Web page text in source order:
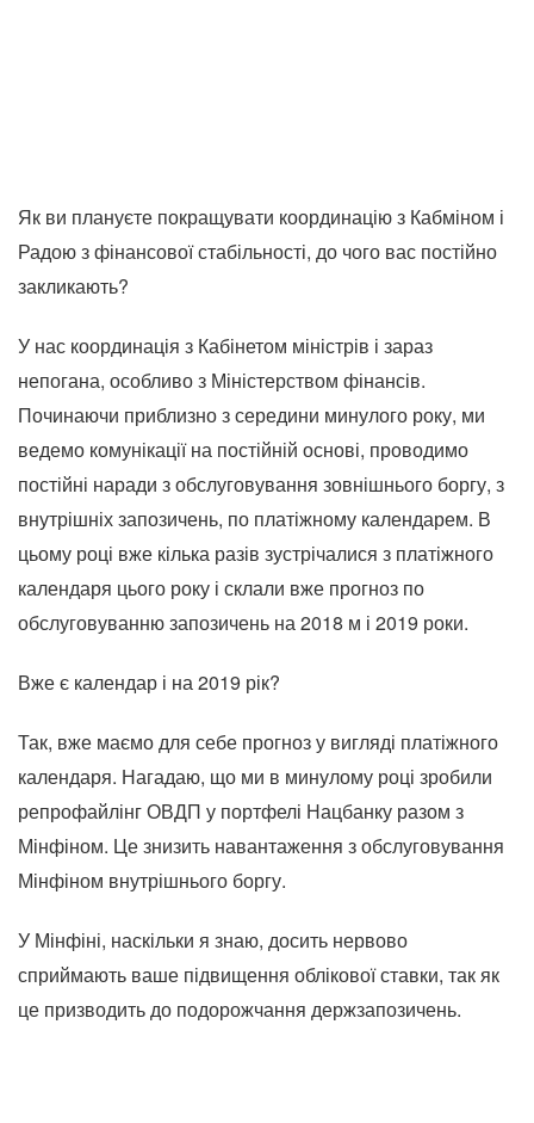
Як ви плануєте покращувати координацію з Кабміном і
Радою з фінансової стабільності, до чого вас постійно
закликають?
У нас координація з Кабінетом міністрів і зараз
непогана, особливо з Міністерством фінансів.
Починаючи приблизно з середини минулого року, ми
ведемо комунікації на постійній основі, проводимо
постійні наради з обслуговування зовнішнього боргу, з
внутрішніх запозичень, по платіжному календарем. В
цьому році вже кілька разів зустрічалися з платіжного
календаря цього року і склали вже прогноз по
обслуговуванню запозичень на 2018 м і 2019 роки.
Вже є календар і на 2019 рік?
Так, вже маємо для себе прогноз у вигляді платіжного
календаря. Нагадаю, що ми в минулому році зробили
репрофайлінг ОВДП у портфелі Нацбанку разом з
Мінфіном. Це знизить навантаження з обслуговування
Мінфіном внутрішнього боргу.
У Мінфіні, наскільки я знаю, досить нервово
сприймають ваше підвищення облікової ставки, так як
це призводить до подорожчання держзапозичень.